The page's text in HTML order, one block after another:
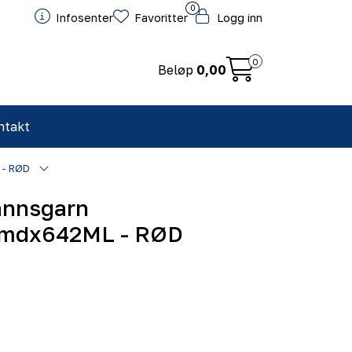
Infosenter
0
Favoritter Logg inn
Beløp 0,00
0
RØD
- RØD